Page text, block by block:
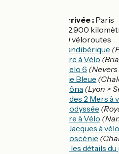
Départ / Arrivée : Paris
2.900
9 véloroutes
La Scandibérique
La Loire à Vélo
EuroVelo 6
La Voie Bleue
ViaRhôna (Lyon >
Canal des 2 Mers à
La Vélodyssée
La Loire à Vélo
Saint-Jacques à vélo
La Véloscénie
voir les détails